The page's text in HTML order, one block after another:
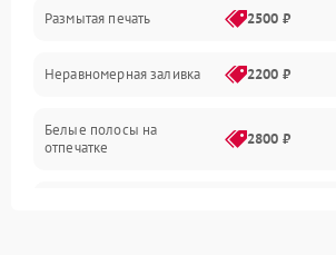
Панель управления и индикация
Режим работы
Питание и запуск
Размытая печать 2500 ₽
Неравномерная заливка 2200 ₽
Белые полосы на
отпечатке
2800 ₽